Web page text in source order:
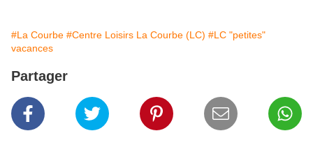
#La Courbe #Centre Loisirs La Courbe (LC) #LC "petites"
vacances
Partager